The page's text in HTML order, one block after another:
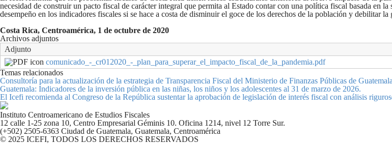
necesidad de construir un pacto fiscal de carácter integral que permita al Estado contar con una política fiscal basada en
desempeño en los indicadores fiscales si se hace a costa de disminuir el goce de los derechos de la población y debilitar
Costa Rica, Centroamérica, 1 de octubre de 2020
Archivos adjuntos
Adjunto
comunicado_-_cr012020_-_plan_para_superar_el_impacto_fiscal_de_la_pandemia.pdf
Temas relacionados
Consultoría para la actualización de la estrategia de Transparencia Fiscal del Ministerio de Finanzas Públicas de Guatemala
Guatemala: Indicadores de la inversión pública en las niñas, los niños y los adolescentes al 31 de marzo de 2026.
El Icefi recomienda al Congreso de la República sustentar la aprobación de legislación de interés fiscal con análisis
Instituto Centroamericano de Estudios Fiscales
12 calle 1-25 zona 10, Centro Empresarial Géminis 10. Oficina 1214, nivel 12 Torre Sur.
(+502) 2505-6363 Ciudad de Guatemala, Guatemala, Centroamérica
© 2025 ICEFI, TODOS LOS DERECHOS RESERVADOS